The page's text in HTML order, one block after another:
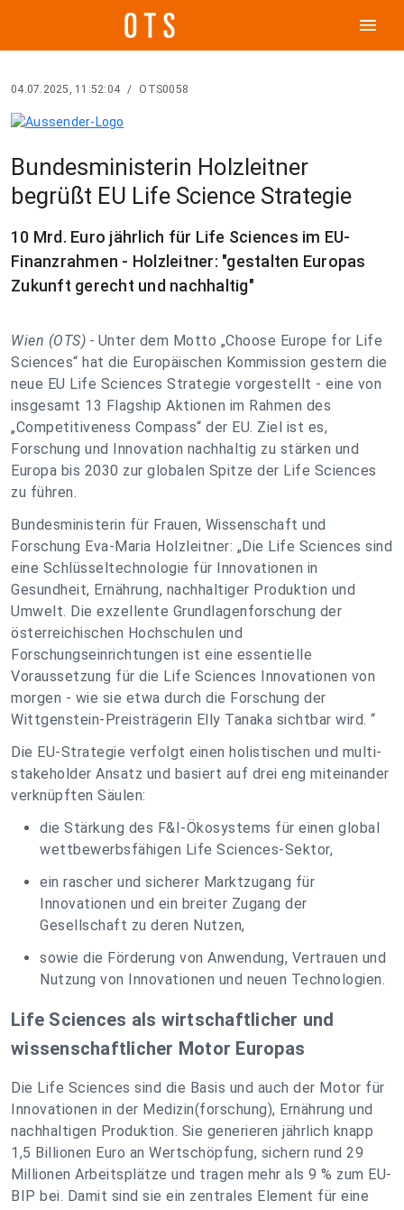
menu
04.07.2025, 11:52:04 / OTS0058
Bundesministerin Holzleitner
begrüßt EU Life Science Strategie
10 Mrd. Euro jährlich für Life Sciences im EU-
Finanzrahmen - Holzleitner: "gestalten Europas
Zukunft gerecht und nachhaltig"
Wien (OTS) - Unter dem Motto „Choose Europe for Life
Sciences“ hat die Europäischen Kommission gestern die
neue EU Life Sciences Strategie vorgestellt - eine von
insgesamt 13 Flagship Aktionen im Rahmen des
„Competitiveness Compass“ der EU. Ziel ist es,
Forschung und Innovation nachhaltig zu stärken und
Europa bis 2030 zur globalen Spitze der Life Sciences
zu führen.
Bundesministerin für Frauen, Wissenschaft und
Forschung Eva-Maria Holzleitner: „Die Life Sciences sind
eine Schlüsseltechnologie für Innovationen in
Gesundheit, Ernährung, nachhaltiger Produktion und
Umwelt. Die exzellente Grundlagenforschung der
österreichischen Hochschulen und
Forschungseinrichtungen ist eine essentielle
Voraussetzung für die Life Sciences Innovationen von
morgen - wie sie etwa durch die Forschung der
Wittgenstein-Preisträgerin Elly Tanaka sichtbar wird. “
Die EU-Strategie verfolgt einen holistischen und multi-
stakeholder Ansatz und basiert auf drei eng miteinander
verknüpften Säulen:
die Stärkung des F&I-Ökosystems für einen global
wettbewerbsfähigen Life Sciences-Sektor,
ein rascher und sicherer Marktzugang für
Innovationen und ein breiter Zugang der
Gesellschaft zu deren Nutzen,
sowie die Förderung von Anwendung, Vertrauen und
Nutzung von Innovationen und neuen Technologien.
Life Sciences als wirtschaftlicher und
wissenschaftlicher Motor Europas
Die Life Sciences sind die Basis und auch der Motor für
Innovationen in der Medizin(forschung), Ernährung und
nachhaltigen Produktion. Sie generieren jährlich knapp
1,5 Billionen Euro an Wertschöpfung, sichern rund 29
Millionen Arbeitsplätze und tragen mehr als 9 % zum EU-
BIP bei. Damit sind sie ein zentrales Element für eine